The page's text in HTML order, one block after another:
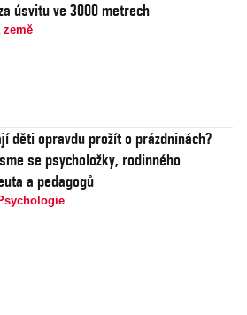
úsvitu ve 3000 metrech
země
děti opravdu prožít o prázdninách?
se psycholožky, rodinného
a pedagogů